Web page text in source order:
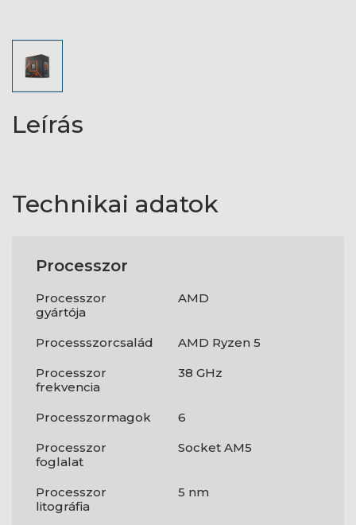
Leírás
Technikai adatok
Processzor
Processzor
gyártója
AMD
Processszorcsalád
AMD Ryzen 5
Processzor
frekvencia
38 GHz
Processzormagok
6
Processzor
foglalat
Socket AM5
Processzor
litográfia
5 nm